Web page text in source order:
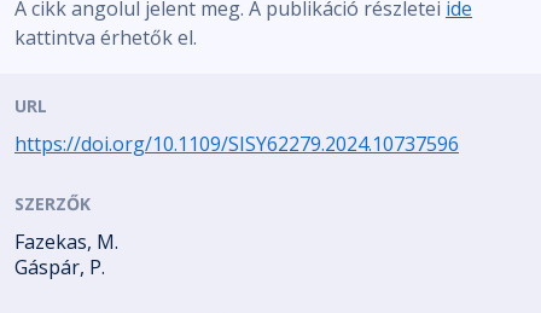
A cikk angolul jelent meg. A publikáció részletei ide
kattintva érhetők el.
URL
https://doi.org/10.1109/SISY62279.2024.10737596
SZERZŐK
Fazekas, M.
Gáspár, P.